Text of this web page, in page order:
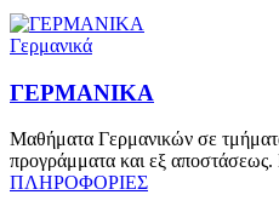
Γερμανικά
ΓΕΡΜΑΝΙΚΑ
Μαθήματα Γερμανικών σε
προγράμματα και εξ
ΠΛΗΡΟΦΟΡΙΕΣ